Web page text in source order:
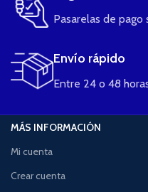
Pasarelas de pago
Envío rápido
Entre 24 o 48
MÁS INFORMACIÓN
Mi cuenta
Crear cuenta